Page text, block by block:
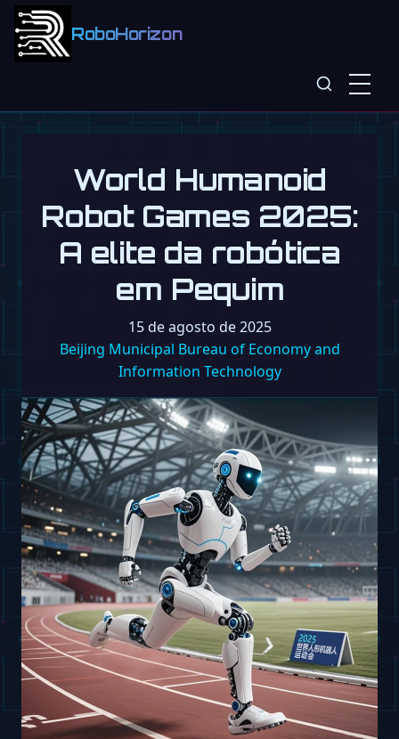
RoboHorizon
World Humanoid
Robot Games 2025:
A elite da robótica
em Pequim
15 de agosto de 2025
Beijing Municipal Bureau of Economy and
Information Technology